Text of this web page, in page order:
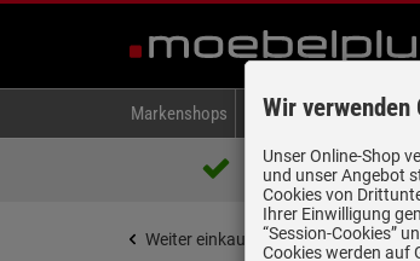
Markenshops Backen & Kochen
Über 85.000 positive
auf eBay, Amazon und
Weiter einkaufen Startseite
Wir verwenden
Unser Online-Shop
und unser Angebot
Cookies von
Ihrer Einwilligung
“Session-Cookies”
Cookies werden auf